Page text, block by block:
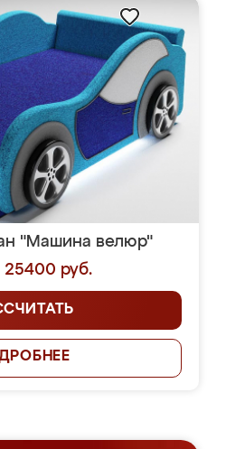
"Машина велюр"
25400 руб.